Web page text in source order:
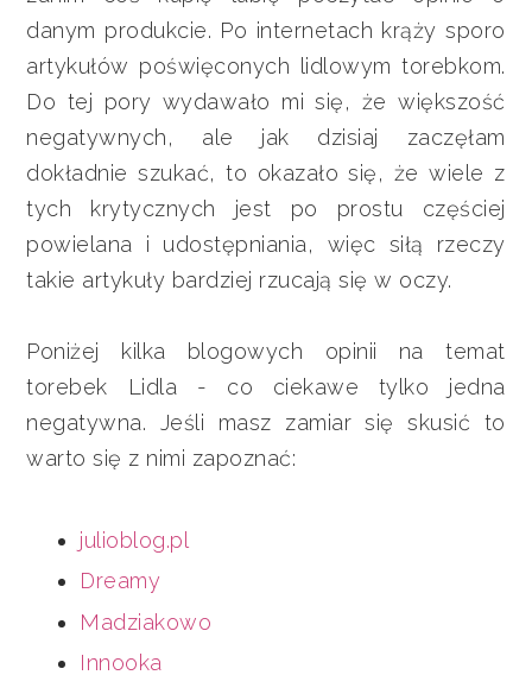
danym produkcie. Po internetach krąży sporo
artykułów poświęconych lidlowym torebkom.
Do tej pory wydawało mi się, że większość
negatywnych, ale jak dzisiaj zaczęłam
dokładnie szukać, to okazało się, że wiele z
tych krytycznych jest po prostu częściej
powielana i udostępniania, więc siłą rzeczy
takie artykuły bardziej rzucają się w oczy.
Poniżej kilka blogowych opinii na temat
torebek Lidla - co ciekawe tylko jedna
negatywna. Jeśli masz zamiar się skusić to
warto się z nimi zapoznać:
julioblog.pl
Dreamy
Madziakowo
Innooka